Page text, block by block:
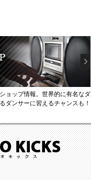
ョップ情報。世界的に有名なダ
ダンサーに習えるチャンスも！